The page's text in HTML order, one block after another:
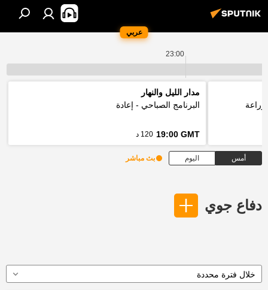
عربي
23:00
مدار الليل والنهار
البرنامج الصباحي - إعادة
19:00 GMT 120 د
أمس اليوم بث مباشر
دفاع جوي
خلال فترة محددة